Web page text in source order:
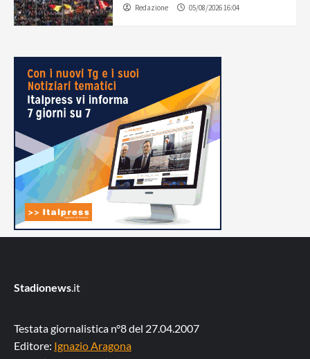
Redazione 05/08/2026 16:04
Stadionews.it
Testata giornalistica n°8 del 27.04.2007
Editore: Ignazio Aragona